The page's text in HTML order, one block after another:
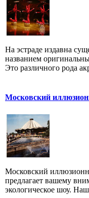
На эстраде издавна
названием
Это различного рода
Московский
Московский
предлагает вашему
экологическое шоу.